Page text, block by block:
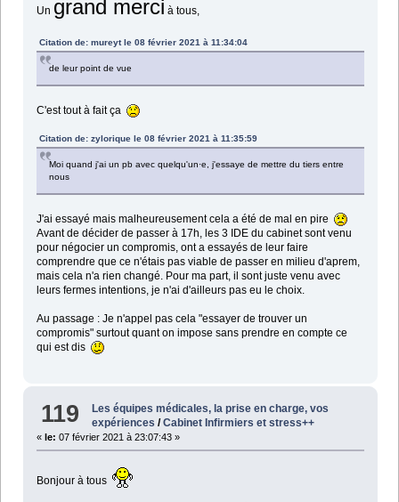
Un grand merci à tous,
Citation de: mureyt le 08 février 2021 à 11:34:04
de leur point de vue
C'est tout à fait ça
Citation de: zylorique le 08 février 2021 à 11:35:59
Moi quand j'ai un pb avec quelqu'un·e, j'essaye de mettre du tiers entre
nous
J'ai essayé mais malheureusement cela a été de mal en pire
Avant de décider de passer à 17h, les 3 IDE du cabinet sont venu
pour négocier un compromis, ont a essayés de leur faire
comprendre que ce n'étais pas viable de passer en milieu d'aprem,
mais cela n'a rien changé. Pour ma part, il sont juste venu avec
leurs fermes intentions, je n'ai d'ailleurs pas eu le choix.
Au passage : Je n'appel pas cela "essayer de trouver un
compromis" surtout quant on impose sans prendre en compte ce
qui est dis
119
Les équipes médicales, la prise en charge, vos
expériences /Cabinet Infirmiers et stress++
« le: 07 février 2021 à 23:07:43 »
Bonjour à tous